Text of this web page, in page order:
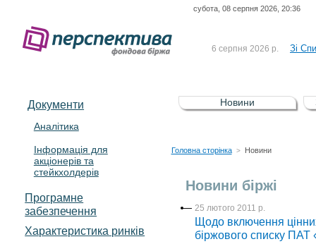
субота, 08 серпня 2026, 20:36
6 серпня 2026 р. Зі
5 серпня 2026 р.
Зі
UA4000232607)
4 серпня 2026 р.
Документи
Аналітика
Інформація для
акціонерів та
стейкхолдерів
Програмне
забезпечення
Характеристика pинків
Новини
Головна сторінка > Новини
Новини біржі
25 лютого 2011 р.
Щодо включення
біржового списку